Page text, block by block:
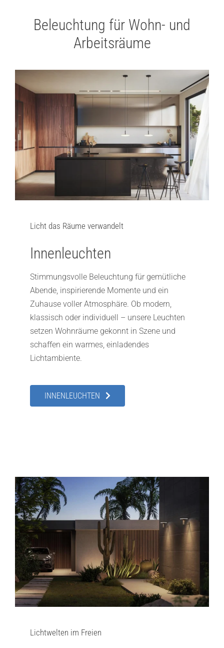
Beleuchtung für Wohn- und
Arbeitsräume
Licht das Räume verwandelt
Innenleuchten
Stimmungsvolle Beleuchtung für gemütliche
Abende, inspirierende Momente und ein
Zuhause voller Atmosphäre. Ob modern,
klassisch oder individuell – unsere Leuchten
setzen Wohnräume gekonnt in Szene und
schaffen ein warmes, einladendes
Lichtambiente.
INNENLEUCHTEN
Lichtwelten im Freien